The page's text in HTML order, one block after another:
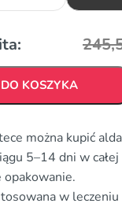
KOSZYKA
można kupić
5–14 dni w
w leczeniu